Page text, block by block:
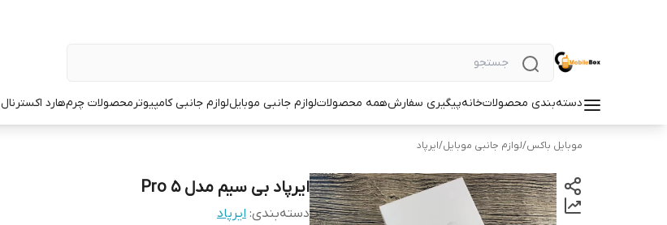
دسته‌بندی محصولاتخانهپیگیری سفارشهمه محصولاتلوازم جانبی موبایللوازم جانبی کامپیوترمحصولات چرمهارد اکسترنال
موبایل باکس/لوازم جانبی موبایل/ایرپاد
ایرپاد بی سیم مدل Pro 5
دسته‌بندی: ایرپاد